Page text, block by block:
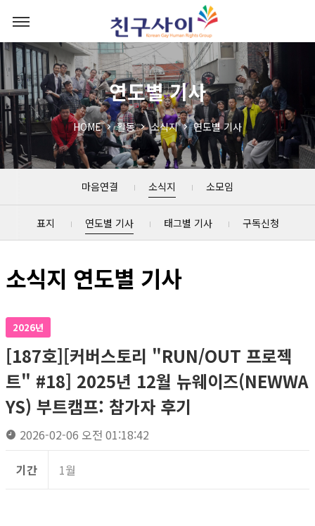
연도별 기사
HOME 활동 소식지 연도별 기사
마음연결 소식지 소모임
표지 연도별 기사 태그별 기사 구독신청
소식지 연도별 기사
2026년
[187호][커버스토리 "RUN/OUT 프로젝
트" #18] 2025년 12월 뉴웨이즈(NEWWA
YS) 부트캠프: 참가자 후기
2026-02-06 오전 01:18:42
기간 1월